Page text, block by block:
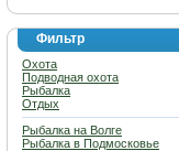
Фильтр
Охота
Подводная охота
Рыбалка
Отдых
Рыбалка на Волге
Рыбалка в Подмосковье